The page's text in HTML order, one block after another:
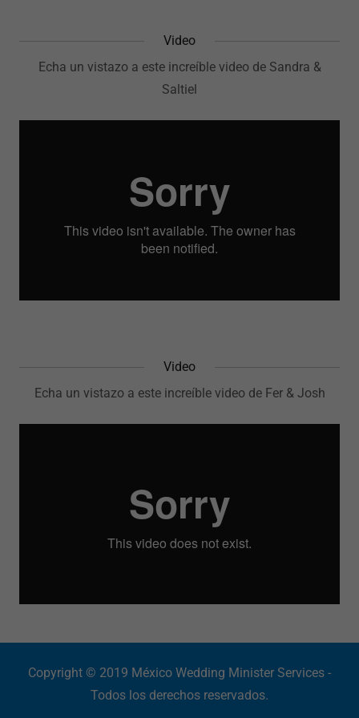
Video
Echa un vistazo a este increíble video de Sandra &
Saltiel
Video
Echa un vistazo a este increíble video de Fer & Josh
Copyright © 2019 México Wedding Minister Services -
Todos los derechos reservados.